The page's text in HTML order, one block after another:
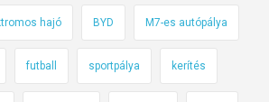
hajó BYD M7-es autópálya
futball sportpálya kerítés